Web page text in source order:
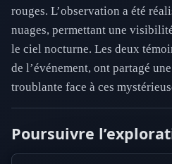
rouges. L’observation a été
nuages, permettant une
le ciel nocturne. Les deux
de l’événement, ont partagé
troublante face à ces
Poursuivre